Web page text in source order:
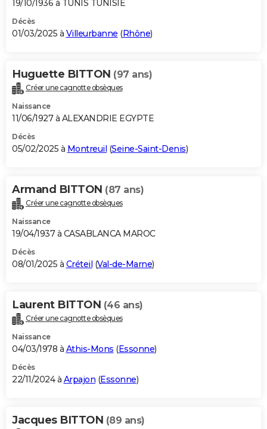
19/10/1936 à TUNIS TUNISIE
Décès
01/03/2025 à Villeurbanne (Rhône)
Huguette BITTON (97 ans)
Créer une cagnotte obsèques
Naissance
11/06/1927 à ALEXANDRIE EGYPTE
Décès
05/02/2025 à Montreuil (Seine-Saint-Denis)
Armand BITTON (87 ans)
Créer une cagnotte obsèques
Naissance
19/04/1937 à CASABLANCA MAROC
Décès
08/01/2025 à Créteil (Val-de-Marne)
Laurent BITTON (46 ans)
Créer une cagnotte obsèques
Naissance
04/03/1978 à Athis-Mons (Essonne)
Décès
22/11/2024 à Arpajon (Essonne)
Jacques BITTON (89 ans)